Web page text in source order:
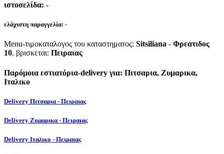
ιστοσελίδα: -
ελάχιστη παραγγελία: -
Menu-τιμοκαταλογος του καταστηματος: Sitsiliana - Φρεατιδος
10, βρισκεται: Πειραιας
Παρόμοια εστιατόρια-delivery για: Πιτσαρια, Ζυμαρικα,
Ιταλικο
Delivery Πιτσαρια - Πειραιας
Delivery Ζυμαρικα - Πειραιας
Delivery Ιταλικο - Πειραιας